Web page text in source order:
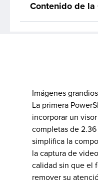
Contenido de la
Imágenes
La primera
incorporar un
completas de
simplifica la
la captura de
calidad sin que el
remover su